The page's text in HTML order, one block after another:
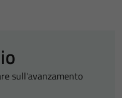
sull'avanzamento